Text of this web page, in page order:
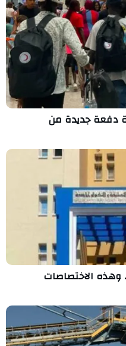
دفعة جديدة من
الاختصاصات